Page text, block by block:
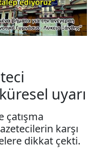
uyarı
çatışma
karşı
dikkat çekti.